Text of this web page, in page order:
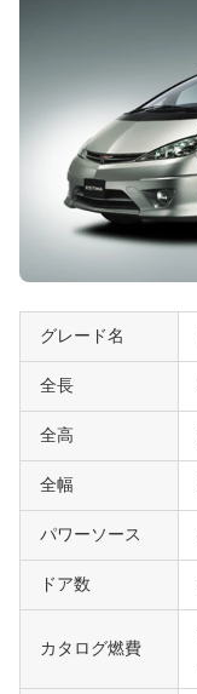
グレード名
全長
全高
全幅
パワーソース
ドア数
カタログ燃費